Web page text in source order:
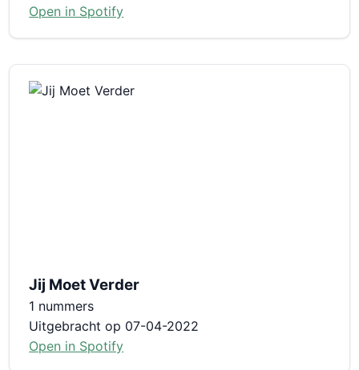
Open in Spotify
Jij Moet Verder
1 nummers
Uitgebracht op 07-04-2022
Open in Spotify